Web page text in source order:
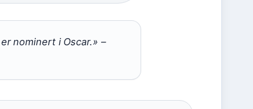
nominert i Oscar.» –